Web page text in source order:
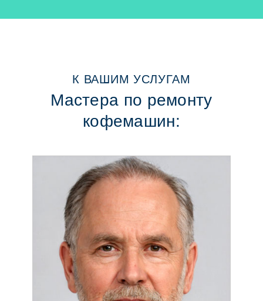
К ВАШИМ УСЛУГАМ
Мастера по ремонту
кофемашин: